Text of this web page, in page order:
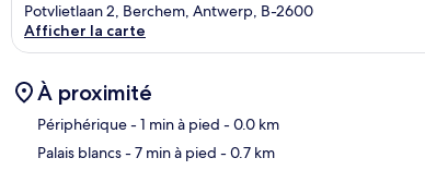
Potvlietlaan 2, Berchem, Antwerp, B-2600
Afficher la carte
À proximité
Périphérique- 1 min à pied - 0.0 km
Palais blancs- 7 min à pied - 0.7 km